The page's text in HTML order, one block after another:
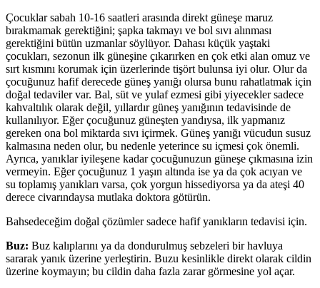
Çocuklar sabah 10-16 saatleri arasında direkt güneşe maruz
bırakmamak gerektiğini; şapka takmayı ve bol sıvı alınması
gerektiğini bütün uzmanlar söylüyor. Dahası küçük yaştaki
çocukları, sezonun ilk güneşine çıkarırken en çok etki alan omuz ve
sırt kısmını korumak için üzerlerinde tişört bulunsa iyi olur. Olur da
çocuğunuz hafif derecede güneş yanığı olursa bunu rahatlatmak için
doğal tedaviler var. Bal, süt ve yulaf ezmesi gibi yiyecekler sadece
kahvaltılık olarak değil, yıllardır güneş yanığının tedavisinde de
kullanılıyor. Eğer çocuğunuz güneşten yandıysa, ilk yapmanız
gereken ona bol miktarda sıvı içirmek. Güneş yanığı vücudun susuz
kalmasına neden olur, bu nedenle yeterince su içmesi çok önemli.
Ayrıca, yanıklar iyileşene kadar çocuğunuzun güneşe çıkmasına izin
vermeyin. Eğer çocuğunuz 1 yaşın altında ise ya da çok acıyan ve
su toplamış yanıkları varsa, çok yorgun hissediyorsa ya da ateşi 40
derece civarındaysa mutlaka doktora götürün.
Bahsedeceğim doğal çözümler sadece hafif yanıkların tedavisi için.
Buz: Buz kalıplarını ya da dondurulmuş sebzeleri bir havluya
sararak yanık üzerine yerleştirin. Buzu kesinlikle direkt olarak cildin
üzerine koymayın; bu cildin daha fazla zarar görmesine yol açar.